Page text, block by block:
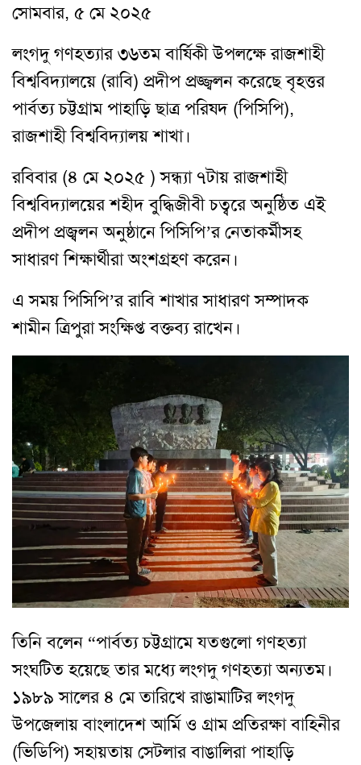
সোমবার, ৫ মে ২০২৫
লংগদু গণহত্যার ৩৬তম বার্ষিকী উপলক্ষে রাজশাহী
বিশ্ববিদ্যালয়ে (রাবি) প্রদীপ প্রজ্জ্বলন করেছে বৃহত্তর
পার্বত্য চট্টগ্রাম পাহাড়ি ছাত্র পরিষদ (পিসিপি),
রাজশাহী বিশ্ববিদ্যালয় শাখা।
রবিবার (৪ মে ২০২৫ ) সন্ধ্যা ৭টায় রাজশাহী
বিশ্ববিদ্যালয়ের শহীদ বুদ্ধিজীবী চত্বরে অনুষ্ঠিত এই
প্রদীপ প্রজ্বলন অনুষ্ঠানে পিসিপি’র নেতাকর্মীসহ
সাধারণ শিক্ষার্থীরা অংশগ্রহণ করেন।
এ সময় পিসিপি’র রাবি শাখার সাধারণ সম্পাদক
শামীন ত্রিপুরা সংক্ষিপ্ত বক্তব্য রাখেন।
তিনি বলেন “পার্বত্য চট্টগ্রামে যতগুলো গণহত্যা
সংঘটিত হয়েছে তার মধ্যে লংগদু গণহত্যা অন্যতম।
১৯৮৯ সালের ৪ মে তারিখে রাঙামাটির লংগদু
উপজেলায় বাংলাদেশ আর্মি ও গ্রাম প্রতিরক্ষা বাহিনীর
(ভিডিপি) সহায়তায় সেটলার বাঙালিরা পাহাড়ি